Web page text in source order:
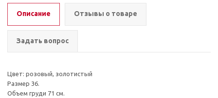
Описание Отзывы о товаре
Задать вопрос
Цвет: розовый, золотистый
Размер 36.
Объем груди 71 см.